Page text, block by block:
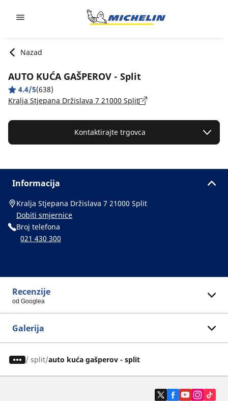
Nazad
AUTO KUĆA GAŠPEROV - Split
4.4/5(638)
Kralja Stjepana Držislava 7 21000 Split
Kontaktirajte trgovca
Informacija
Kralja Stjepana Držislava 7 21000 Split
Dobiti smjernice
Broj telefona
021 430 300
Recenzije
od Googlea
Galerija
/ split auto kuća gašperov - split